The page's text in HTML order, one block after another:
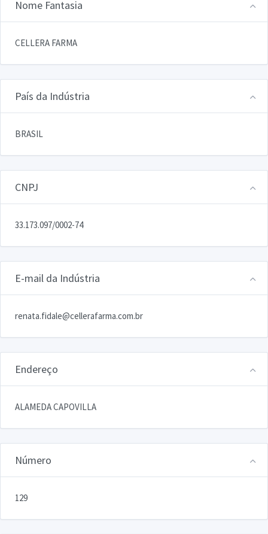
Nome Fantasia
CELLERA FARMA
País da Indústria
BRASIL
CNPJ
33.173.097/0002-74
E-mail da Indústria
renata.fidale@cellerafarma.com.br
Endereço
ALAMEDA CAPOVILLA
Número
129